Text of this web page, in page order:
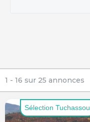
1 - 16 sur 25 annonces
Sélection Tuchassou